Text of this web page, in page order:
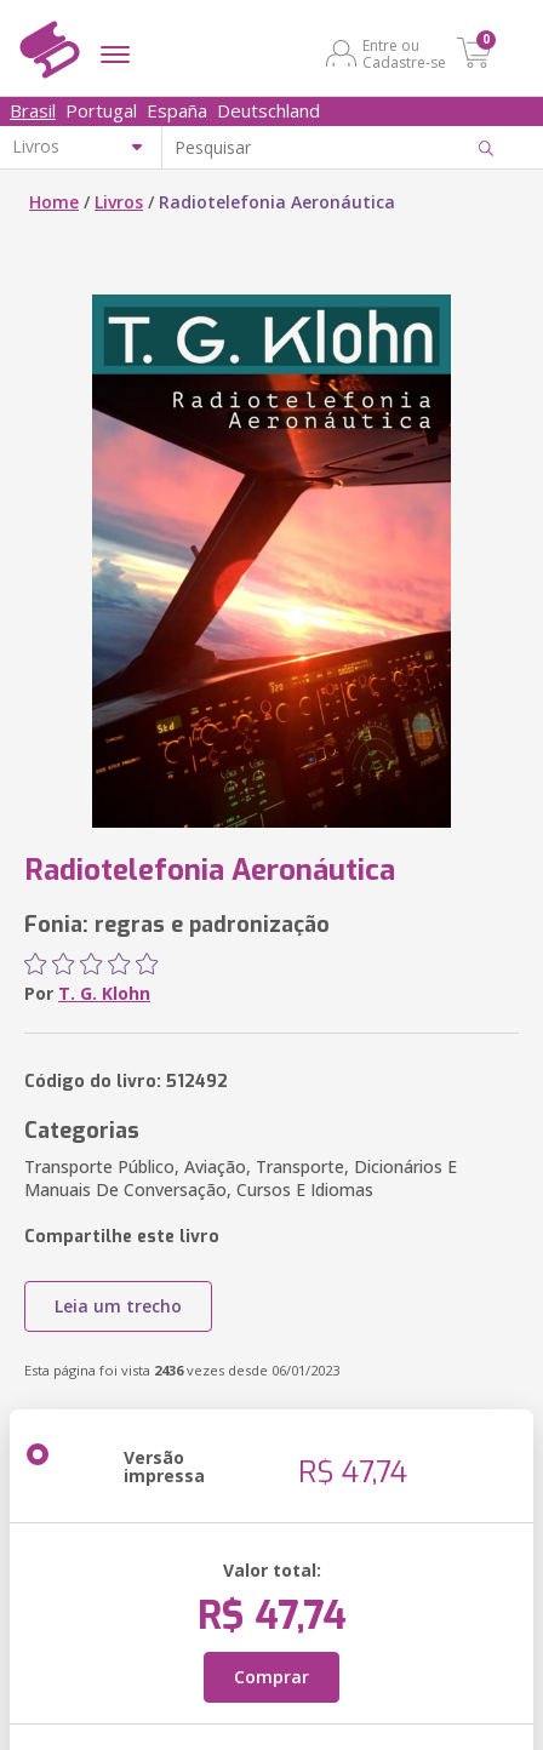
Entre ou
Cadastre-se
0
Brasil Portugal España Deutschland
Home / Livros / Radiotelefonia Aeronáutica
Radiotelefonia Aeronáutica
Fonia: regras e padronização
Por T. G. Klohn
Código do livro: 512492
Categorias
Transporte Público, Aviação, Transporte, Dicionários E
Manuais De Conversação, Cursos E Idiomas
Compartilhe este livro
Leia um trecho
Esta página foi vista 2436vezes desde 06/01/2023
Versão
impressa R$ 47,74
Valor total:
R$ 47,74
Comprar